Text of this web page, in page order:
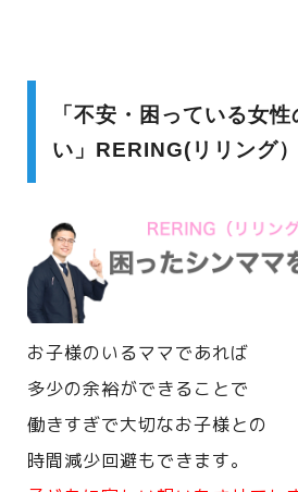
「不安・困っている女
い」RERING(リリング
お子様のいるママであれば
多少の余裕ができることで
働きすぎで大切なお子様との
時間減少回避もできます。